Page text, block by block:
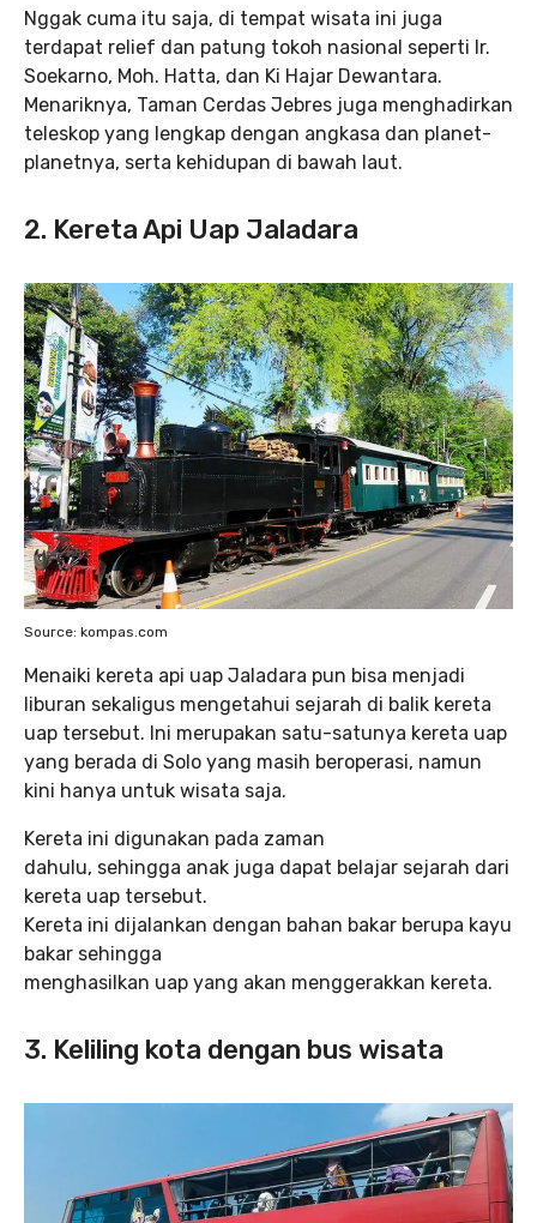
Nggak cuma itu saja, di tempat wisata ini juga
terdapat relief dan patung tokoh nasional seperti Ir.
Soekarno, Moh. Hatta, dan Ki Hajar Dewantara.
Menariknya, Taman Cerdas Jebres juga menghadirkan
teleskop yang lengkap dengan angkasa dan planet-
planetnya, serta kehidupan di bawah laut.
2. Kereta Api Uap Jaladara
Source: kompas.com
Menaiki kereta api uap Jaladara pun bisa menjadi
liburan sekaligus mengetahui sejarah di balik kereta
uap tersebut. Ini merupakan satu-satunya kereta uap
yang berada di Solo yang masih beroperasi, namun
kini hanya untuk wisata saja.
Kereta ini digunakan pada zaman
dahulu, sehingga anak juga dapat belajar sejarah dari
kereta uap tersebut.
Kereta ini dijalankan dengan bahan bakar berupa kayu
bakar sehingga
menghasilkan uap yang akan menggerakkan kereta.
3. Keliling kota dengan bus wisata